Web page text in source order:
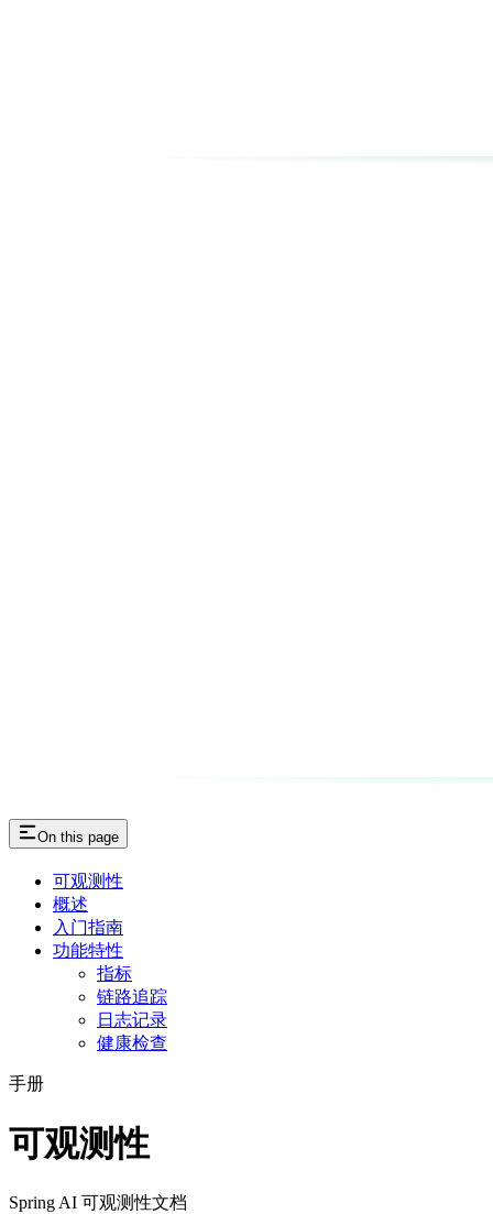
On this page
可观测性
概述
入门指南
功能特性
指标
链路追踪
日志记录
健康检查
手册
可观测性
Spring AI 可观测性文档